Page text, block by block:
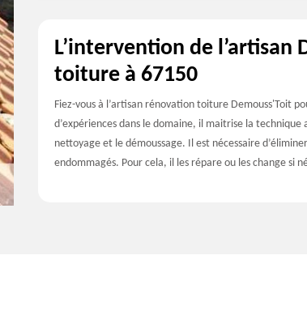
L’intervention de
toiture à 67150
Fiez-vous à l’artisan rénovation toiture Demouss'Toit
d’expériences dans le domaine, il maitrise la
nettoyage et le démoussage. Il est nécessaire
endommagés. Pour cela, il les répare ou les change si